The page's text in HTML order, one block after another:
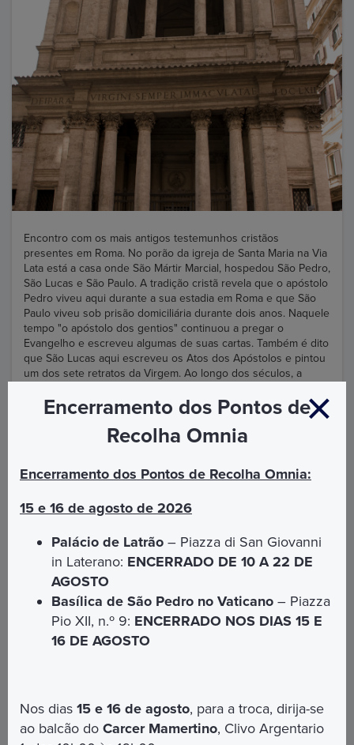
Encontro com os mais antigos testemunhos cristãos
presentes em Roma. No porão da igreja de Santa Maria na Via
Lata está a casa onde São Mártir Marcial, hospedou São Pedro,
São Lucas e São Paulo. A tradição cristã revela que o apóstolo
Pedro viveu aqui durante a sua estadia em Roma e que São
Paulo viveu sob prisão domiciliária durante dois anos. Naquele
tempo "o apóstolo dos gentios" continuou a pregar o
Evangelho e escreveu algumas de suas cartas. Também é dito
que São Lucas aqui escreveu os Atos dos Apóstolos e pintou
um dos sete retratos da Virgem. Ao longo dos séculos, a
primeiros apóstolos evangelizadores na Igreja foram mantidas.
Encerramento dos Pontos de
Recolha Omnia
Encerramento dos Pontos de Recolha Omnia:
15 e 16 de agosto de 2026
Palácio de Latrão – Piazza di San Giovanni
in Laterano: ENCERRADO DE 10 A 22 DE
AGOSTO
Basílica de São Pedro no Vaticano – Piazza
Pio XII, n.º 9: ENCERRADO NOS DIAS 15 E
16 DE AGOSTO
Nos dias15 e 16 de agosto, para a troca, dirija-se
ao balcão doCarcer Mamertino, Clivo Argentario